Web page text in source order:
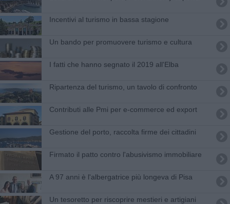
Incentivi al turismo in bassa stagione
Un bando per promuovere turismo e cultura
I fatti che hanno segnato il 2019 all'Elba
Ripartenza del turismo, un tavolo di confronto
Contributi alle Pmi per e-commerce ed export
Gestione del porto, raccolta firme dei cittadini
Firmato il patto contro l'abusivismo immobiliare
A 97 anni è l'albergatrice più longeva di Pisa
Un tesoretto per riscoprire mestieri e artigiani